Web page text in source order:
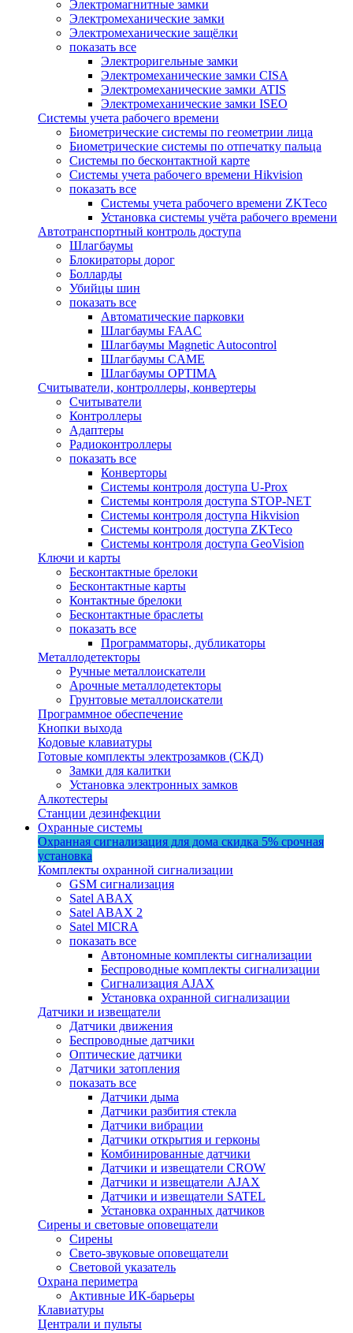
Электромагнитные замки
Электромеханические замки
Электромеханические защёлки
показать все
Электроригельные замки
Электромеханические замки CISA
Электромеханические замки ATIS
Электромеханические замки ISEO
Системы учета рабочего времени
Биометрические системы по геометрии лица
Биометрические системы по отпечатку пальца
Системы по бесконтактной карте
Системы учета рабочего времени Hikvision
показать все
Системы учета рабочего времени ZKTeco
Установка системы учёта рабочего времени
Автотранспортный контроль доступа
Шлагбаумы
Блокираторы дорог
Болларды
Убийцы шин
показать все
Автоматические парковки
Шлагбаумы FAAC
Шлагбаумы Magnetic Autocontrol
Шлагбаумы CAME
Шлагбаумы OPTIMA
Считыватели, контроллеры, конвертеры
Считыватели
Контроллеры
Адаптеры
Радиоконтроллеры
показать все
Конверторы
Системы контроля доступа U-Prox
Системы контроля доступа STOP-NET
Системы контроля доступа Hikvision
Системы контроля доступа ZKTeco
Системы контроля доступа GeoVision
Ключи и карты
Бесконтактные брелоки
Бесконтактные карты
Контактные брелоки
Бесконтактные браслеты
показать все
Программаторы, дубликаторы
Металлодетекторы
Ручные металлоискатели
Арочные металлодетекторы
Грунтовые металлоискатели
Программное обеспечение
Кнопки выхода
Кодовые клавиатуры
Готовые комплекты электрозамков (СКД)
Замки для калитки
Установка электронных замков
Алкотестеры
Станции дезинфекции
Охранные системы
Охранная сигнализация для дома скидка 5% срочная
установка
Комплекты охранной сигнализации
GSM сигнализация
Satel ABAX
Satel ABAX 2
Satel MICRA
показать все
Автономные комплекты сигнализации
Беспроводные комплекты сигнализации
Сигнализация AJAX
Установка охранной сигнализации
Датчики и извещатели
Датчики движения
Беспроводные датчики
Оптические датчики
Датчики затопления
показать все
Датчики дыма
Датчики разбития стекла
Датчики вибрации
Датчики открытия и герконы
Комбинированные датчики
Датчики и извещатели CROW
Датчики и извещатели AJAX
Датчики и извещатели SATEL
Установка охранных датчиков
Сирены и световые оповещатели
Сирены
Свето-звуковые оповещатели
Световой указатель
Охрана периметра
Активные ИК-барьеры
Клавиатуры
Централи и пульты